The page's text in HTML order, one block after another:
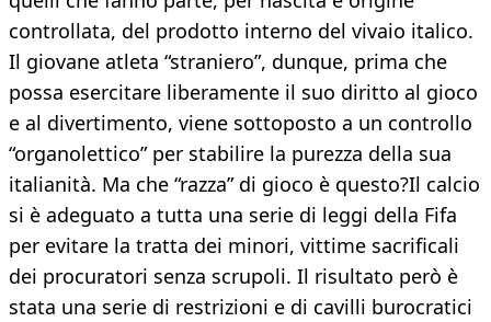
controllata, del prodotto interno del vivaio italico.
Il giovane atleta “straniero”, dunque, prima che
possa esercitare liberamente il suo diritto al gioco
e al divertimento, viene sottoposto a un controllo
“organolettico” per stabilire la purezza della sua
italianità. Ma che “razza” di gioco è questo?Il calcio
si è adeguato a tutta una serie di leggi della Fifa
per evitare la tratta dei minori, vittime sacrificali
dei procuratori senza scrupoli. Il risultato però è
stata una serie di restrizioni e di cavilli burocratici